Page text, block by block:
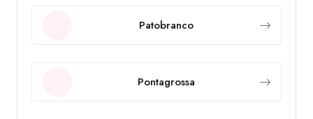
Patobranco
Pontagrossa